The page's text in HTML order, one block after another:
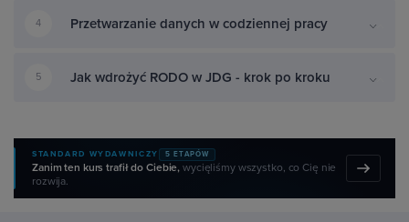
4 Przetwarzanie danych w codziennej pracy
5 Jak wdrożyć RODO w JDG - krok po kroku
STANDARD WYDAWNICZY 5 ETAPÓW
Zanim ten kurs trafił do Ciebie,wycięliśmy wszystko, co Cię nie
rozwija.